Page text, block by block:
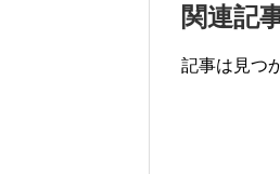
関連記
記事は見つ